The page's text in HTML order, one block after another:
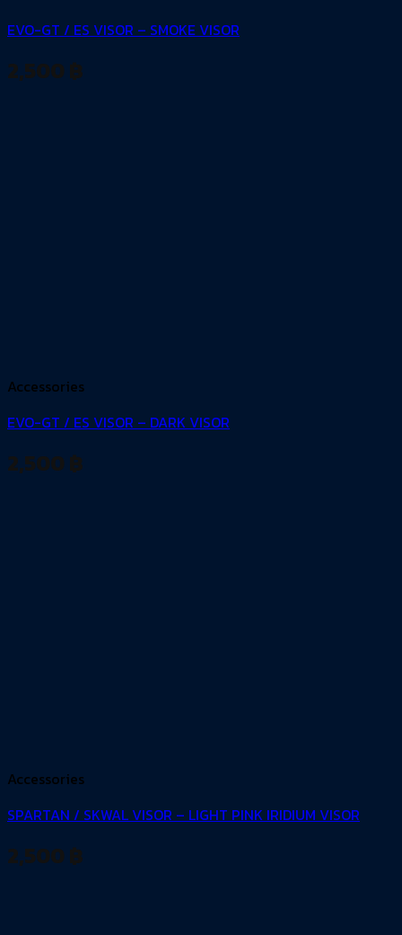
EVO-GT / ES VISOR – SMOKE VISOR
2,500 ฿
Accessories
EVO-GT / ES VISOR – DARK VISOR
2,500 ฿
Accessories
SPARTAN / SKWAL VISOR – LIGHT PINK IRIDIUM VISOR
2,500 ฿